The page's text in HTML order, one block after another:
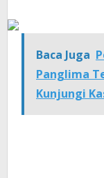
Baca Juga
Panglima
Kunjungi